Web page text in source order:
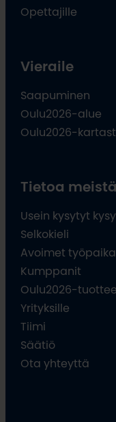
Opettajille
Vieraile
Saapuminen
Oulu2026-alue
Oulu2026-
Tietoa meistä
Usein kysytyt
Selkokieli
Avoimet
Kumppanit
Oulu2026-
Yrityksille
Tiimi
Säätiö
Ota yhteyttä